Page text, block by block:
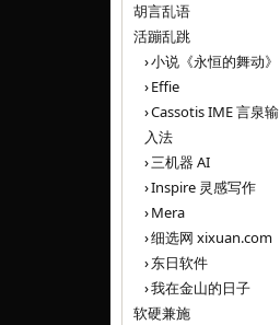
胡言乱语
活蹦乱跳
小说《永恒的舞动》
Effie
Cassotis IME 言泉输
入法
三机器 AI
Inspire 灵感写作
Mera
细选网 xixuan.com
东日软件
我在金山的日子
软硬兼施